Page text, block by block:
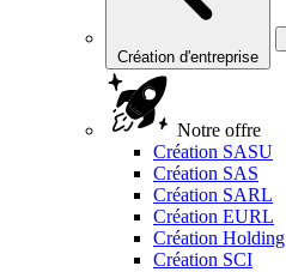
Création d'entreprise
Notre offre
Création SASU
Création SAS
Création SARL
Création EURL
Création Holding
Création SCI